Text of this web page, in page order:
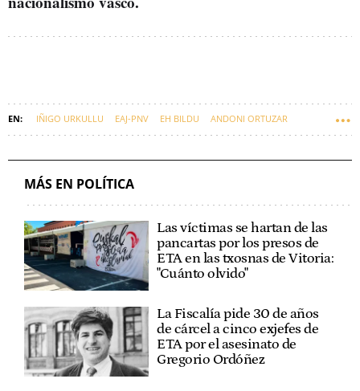
IÑIGO URKULLU EAJ-PNV EH BILDU ANDONI ORTUZAR
MÁS EN POLÍTICA
Las víctimas se hartan de las
pancartas por los presos de
ETA en las txosnas de Vitoria:
"Cuánto olvido"
La Fiscalía pide 30 de años
de cárcel a cinco exjefes de
ETA por el asesinato de
Gregorio Ordóñez